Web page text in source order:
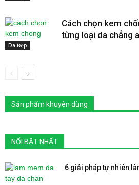
Da Đẹp
Cách chọn kem
từng loại da chẳng
Sản phẩm khuyên dùng
NỔI BẬT NHẤT
6 giải pháp tự nhiên